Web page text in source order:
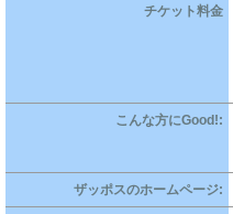
チケット料金
こんな方にGood!:
ザッポスのホームページ: